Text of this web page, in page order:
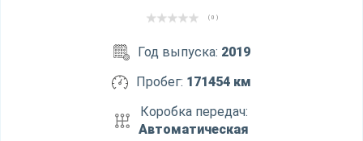
( 0 )
Год выпуска: 2019
Пробег: 171454 км
Коробка передач:
Автоматическая